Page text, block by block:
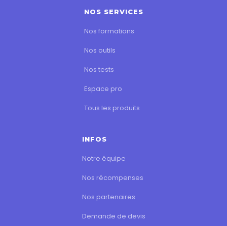
NOS SERVICES
Nos formations
Nos outils
Nos tests
Espace pro
Tous les produits
INFOS
Notre équipe
Nos récompenses
Nos partenaires
Demande de devis